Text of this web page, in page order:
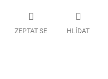
ZEPTAT SE HLÍDAT